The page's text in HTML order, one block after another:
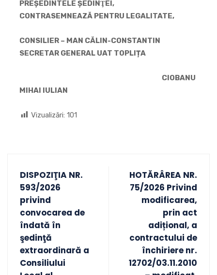
PREŞEDINTELE ŞEDINŢEI,
CONTRASEMNEAZĂ PENTRU LEGALITATE,
CONSILIER – MAN CĂLIN-CONSTANTIN
SECRETAR GENERAL UAT TOPLIȚA
CIOBANU
MIHAI IULIAN
Vizualizări: 101
DISPOZIŢIA NR.
593/2026
privind
convocarea de
îndată în
şedinţă
extraordinară a
Consiliului
HOTĂRÂREA NR.
75/2026 Privind
modificarea,
prin act
adițional, a
contractului de
închiriere nr.
12702/03.11.2010